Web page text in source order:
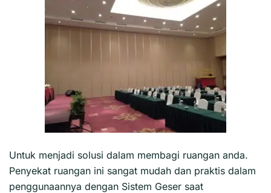
Untuk menjadi solusi dalam membagi ruangan anda.
Penyekat ruangan ini sangat mudah dan praktis dalam
penggunaannya dengan Sistem Geser saat